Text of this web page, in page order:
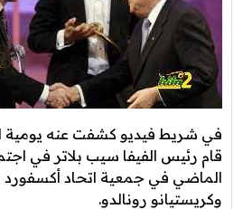
في شريط فيديو كشفت عنه يومية
قام رئيس الفيفا سيب بلاتر في
الماضي في جمعية اتحاد
وكريستيانو رونالدو.